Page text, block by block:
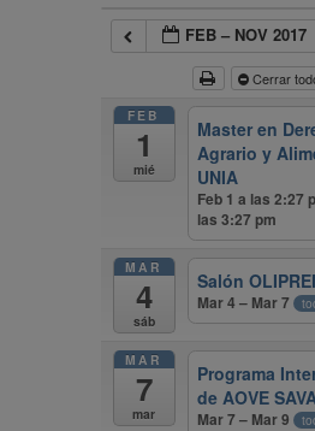
FEB – NOV 2017
Cerrar
FEB
1
mié
Master en
Agrario y
UNIA
Feb 1 a las 2:27
las 3:27 pm
MAR
4
sáb
Salón
Mar 4 – Mar 7
MAR
7
mar
Programa
de AOVE
Mar 7 – Mar 9